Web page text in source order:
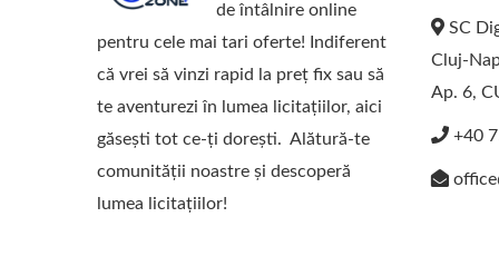
de întâlnire online
pentru cele mai tari oferte! Indiferent
că vrei să vinzi rapid la preț fix sau să
te aventurezi în lumea licitațiilor, aici
găsești tot ce-ți dorești. Alătură-te
comunității noastre și descoperă
lumea licitațiilor!
SC
Cluj-
Ap. 6,
+40